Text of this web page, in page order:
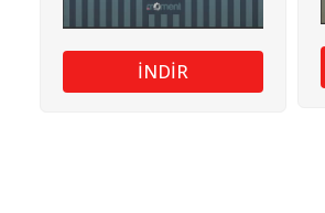
İNDİR